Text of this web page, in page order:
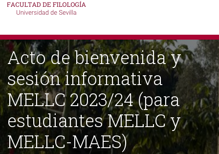
Acto de bienvenida y
sesión informativa
MELLC 2023/24 (para
estudiantes MELLC y
MELLC-MAES)